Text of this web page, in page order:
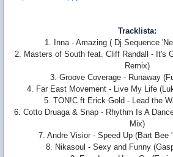
Tracklista:
1. Inna - Amazing ( Dj Sequence
2. Masters of South feat. Cliff Randall - It's
Remix)
3. Groove Coverage - Runaway
4. Far East Movement - Live My Life
5. TON!C ft Erick Gold - Lead the
6. Cotto Druaga & Snap - Rhythm Is A
Mix)
7. Andre Visior - Speed Up (Bart Bee
8. Nikasoul - Sexy and Funny